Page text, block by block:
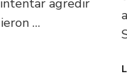
intentar agredir
…